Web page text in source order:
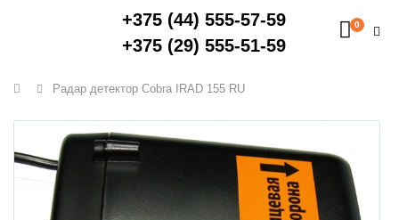
+375 (44) 555-57-59
+375 (29) 555-51-59
0
Главная
Радар детектор Cobra IRAD 155 RU